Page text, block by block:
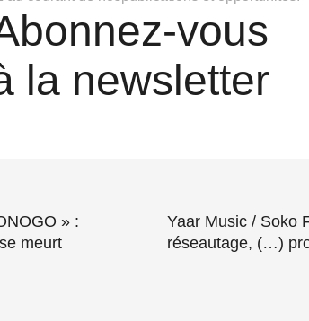
vous
la newsletter
» :
meurt
Yaar Music / Soko
réseautage, (…)